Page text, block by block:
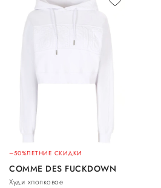
–50%ЛЕТНИЕ СКИДКИ
COMME DES FUCKDOWN
Худи хлопковое